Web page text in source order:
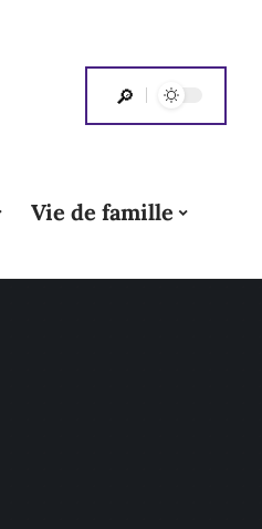
Vie de famille